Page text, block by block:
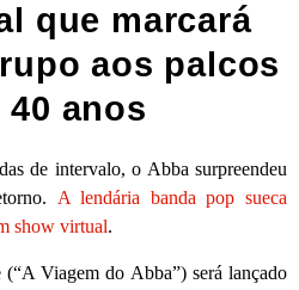
que marcará
aos palcos
anos
de intervalo, o Abba surpreendeu
A lendária banda pop sueca
show virtual.
Viagem do Abba”) será lançado